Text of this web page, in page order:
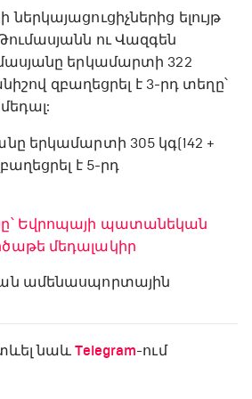
ելույթ
ու Վազգեն
երկամարտի 322
զբաղեցրել է 3-րդ տեղը՝
երկամարտի 305 կգ(142 +
է 5-րդ
Եվրոպայի պատանեկան
մեդալակիր
ամենասպորտային
նաև Telegram-ում